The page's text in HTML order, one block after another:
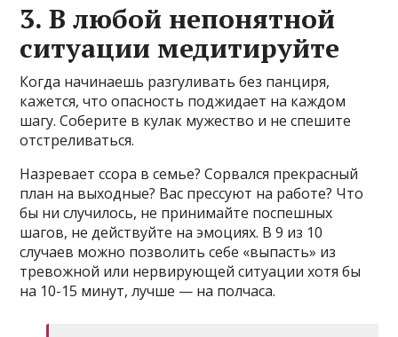
3. В любой непонятной
ситуации медитируйте
Когда начинаешь разгуливать без панциря,
кажется, что опасность поджидает на каждом
шагу. Соберите в кулак мужество и не спешите
отстреливаться.
Назревает ссора в семье? Сорвался прекрасный
план на выходные? Вас прессуют на работе? Что
бы ни случилось, не принимайте поспешных
шагов, не действуйте на эмоциях. В 9 из 10
случаев можно позволить себе «выпасть» из
тревожной или нервирующей ситуации хотя бы
на 10-15 минут, лучше — на полчаса.